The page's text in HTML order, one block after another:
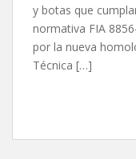
y botas que
normativa FIA
por la nueva
Técnica […]